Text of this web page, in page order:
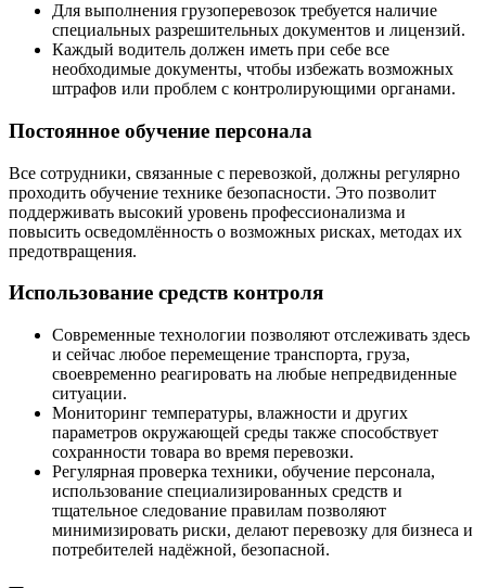
Для выполнения грузоперевозок требуется наличие
специальных разрешительных документов и лицензий.
Каждый водитель должен иметь при себе все
необходимые документы, чтобы избежать возможных
штрафов или проблем с контролирующими органами.
Постоянное обучение персонала
Все сотрудники, связанные с перевозкой, должны регулярно
проходить обучение технике безопасности. Это позволит
поддерживать высокий уровень профессионализма и
повысить осведомлённость о возможных рисках, методах их
предотвращения.
Использование средств контроля
Современные технологии позволяют отслеживать здесь
и сейчас любое перемещение транспорта, груза,
своевременно реагировать на любые непредвиденные
ситуации.
Мониторинг температуры, влажности и других
параметров окружающей среды также способствует
сохранности товара во время перевозки.
Регулярная проверка техники, обучение персонала,
использование специализированных средств и
тщательное следование правилам позволяют
минимизировать риски, делают перевозку для бизнеса и
потребителей надёжной, безопасной.